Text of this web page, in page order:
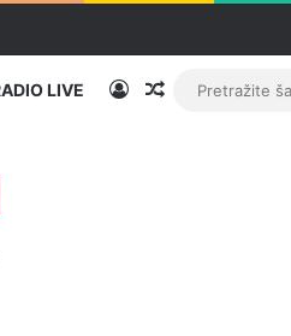
LIVE PrijavaRandom